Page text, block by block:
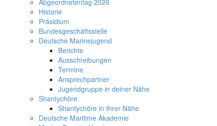
Historie
Präsidium
Bundesgeschäftsstelle
Deutsche Marinejugend
Berichte
Ausschreibungen
Termine
Ansprechpartner
Jugendgruppe in deiner Nähe
Shantychöre
Shantychöre in Ihrer Nähe
Deutsche Maritime Akademie